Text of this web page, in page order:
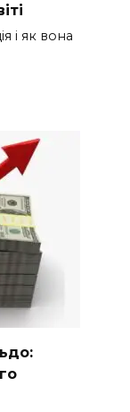
і як вона